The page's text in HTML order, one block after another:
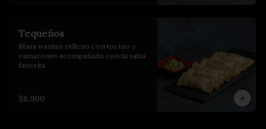
Tequeños
Masa wantan relleno con tocino y
camarones acompañado con tu salsa
favorita
$8.900